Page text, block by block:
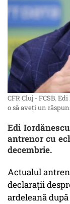
CFR Cluj - FCSB.
o să aveți un
Edi
antrenor cu
decembrie.
Actualul
declarații
ardeleană